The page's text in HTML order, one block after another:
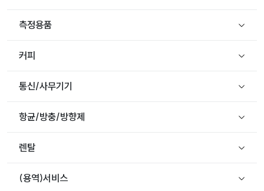
측정용품
커피
통신/사무기기
항균/방충/방향제
렌탈
(용역)서비스